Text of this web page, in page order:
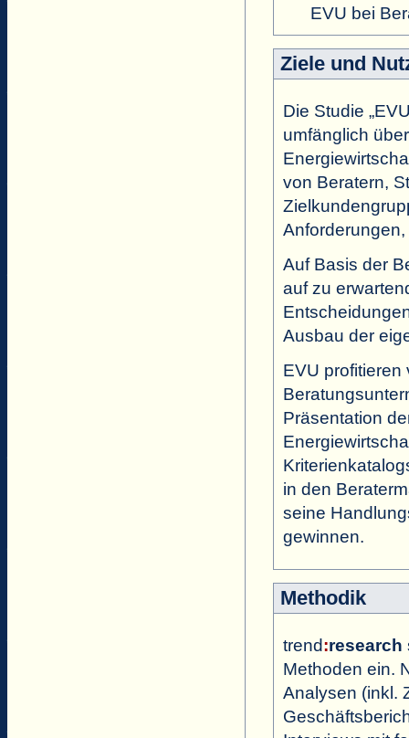
EVU bei
Ziele und
Die Studie
umfänglich
von Beratern,
Auf Basis der
auf zu
Ausbau der
EVU
Präsentation
in den
seine
gewinnen.
Methodik
trend:research
Methoden ein.
Analysen (inkl.